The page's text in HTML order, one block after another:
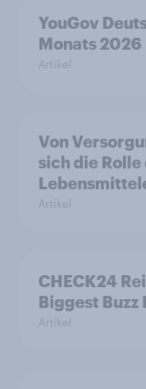
YouGov
Monats 2026
Artikel
Von
sich die
Artikel
CHECK24
Biggest Buzz
Artikel